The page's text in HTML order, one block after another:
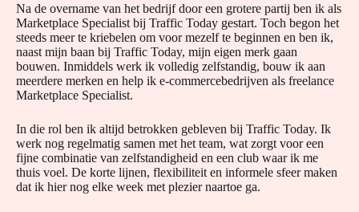
Na de overname van het bedrijf door een grotere partij ben ik als
Marketplace Specialist bij Traffic Today gestart. Toch begon het
steeds meer te kriebelen om voor mezelf te beginnen en ben ik,
naast mijn baan bij Traffic Today, mijn eigen merk gaan
bouwen. Inmiddels werk ik volledig zelfstandig, bouw ik aan
meerdere merken en help ik e-commercebedrijven als freelance
Marketplace Specialist.
In die rol ben ik altijd betrokken gebleven bij Traffic Today. Ik
werk nog regelmatig samen met het team, wat zorgt voor een
fijne combinatie van zelfstandigheid en een club waar ik me
thuis voel. De korte lijnen, flexibiliteit en informele sfeer maken
dat ik hier nog elke week met plezier naartoe ga.